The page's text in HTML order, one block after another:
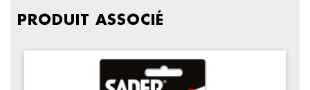
PRODUIT ASSOCIÉ